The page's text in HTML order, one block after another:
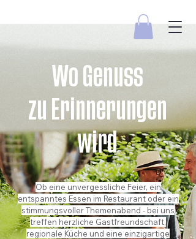
Wo Genuss
zu Erinnerungen
wird
Ob eine unvergessliche Feier, ein
entspanntes Essen im Restaurant oder ein
stimmungsvoller Themenabend - bei uns
treffen herzliche Gastfreundschaft,
regionale Küche und eine einzigartige